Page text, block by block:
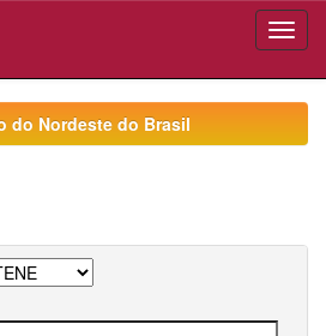
do Nordeste do Brasil